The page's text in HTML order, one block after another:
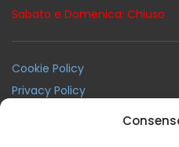
Sabato e Domenica: Chiuso
Cookie Policy
Privacy Policy